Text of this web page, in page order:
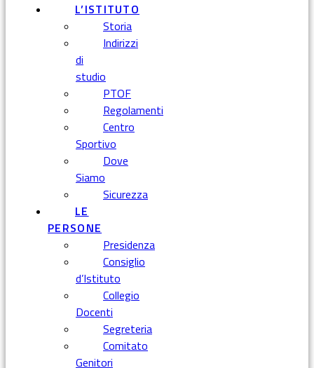
L’ISTITUTO
Storia
Indirizzi
di
studio
PTOF
Regolamenti
Centro
Sportivo
Dove
Siamo
Sicurezza
LE
PERSONE
Presidenza
Consiglio
d’Istituto
Collegio
Docenti
Segreteria
Comitato
Genitori